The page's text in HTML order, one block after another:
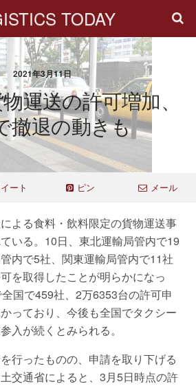
TODAY
2021年3月11日
運送の許可増加、
撤退の動きも
ート ピン メール
よる食料・飲料限定の貨物運送事
いる。10日、東北運輸局管内で19
内で5社、関東運輸局管内で11社
を取得したことが明らかになっ
国で459社、2万6353台の許可申
っており、今後も全国でタクシー
入が続くとみられる。
行ったものの、申請を取り下げる
交通省によると、3月5日時点の許